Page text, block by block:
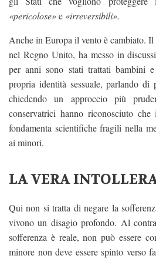
«pericolose»e «irreversibili».
Anche in Europa il vento è cambiato.
nel Regno Unito, ha messo in
per anni sono stati trattati bambini
propria identità sessuale, parlando di
chiedendo un approccio più
conservatrici hanno riconosciuto
fondamenta scientifiche fragili nella
ai minori.
LA VERA
Qui non si tratta di negare la
vivono un disagio profondo. Al
sofferenza è reale, non può essere
minore non deve essere spinto verso